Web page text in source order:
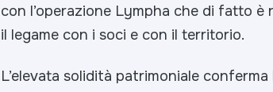
con l’operazione Lympha che di fatto
il legame con i soci e con il territorio.
L’elevata solidità patrimoniale